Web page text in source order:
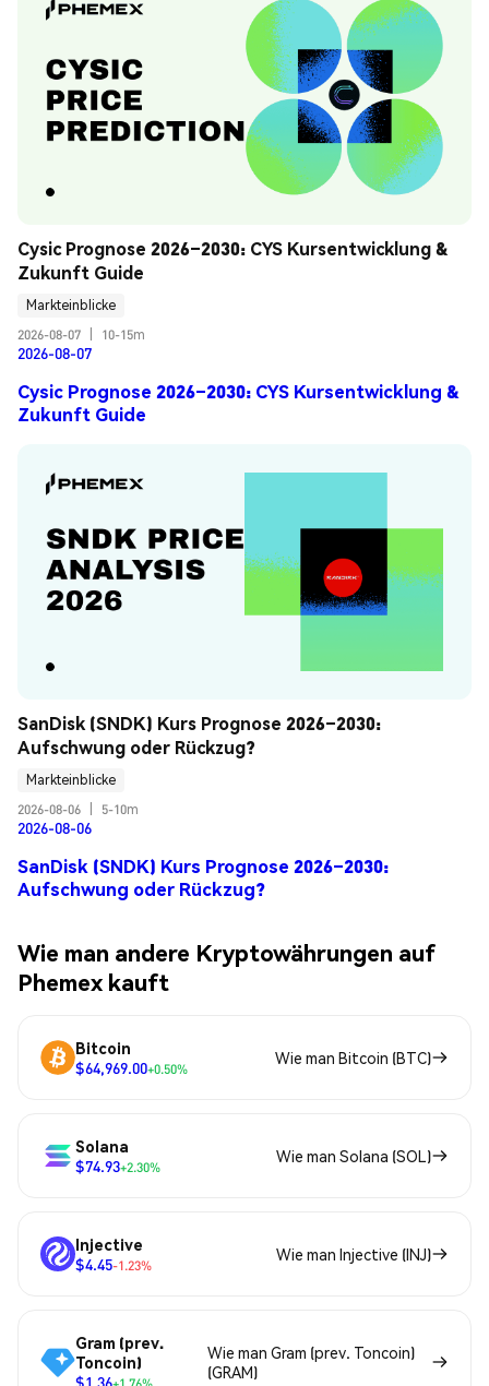
Cysic Prognose 2026–2030: CYS Kursentwicklung &
Zukunft Guide
Markteinblicke
2026-08-07
10-15m
2026-08-07
Cysic Prognose 2026–2030: CYS Kursentwicklung &
Zukunft Guide
SanDisk (SNDK) Kurs Prognose 2026–2030:
Aufschwung oder Rückzug?
Markteinblicke
2026-08-06
5-10m
2026-08-06
SanDisk (SNDK) Kurs Prognose 2026–2030:
Aufschwung oder Rückzug?
Wie man andere Kryptowährungen auf
Phemex kauft
Bitcoin
$64,969.00+0.50%
Wie man Bitcoin (BTC)
Solana
$74.93+2.30%
Wie man Solana (SOL)
Injective
$4.45-1.23%
Wie man Injective (INJ)
Gram (prev.
Toncoin)
$1.36
Wie man Gram (prev. Toncoin)
(GRAM)